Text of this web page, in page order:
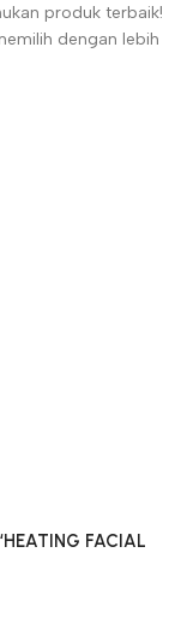
produk terbaik!
dengan lebih
FACIAL